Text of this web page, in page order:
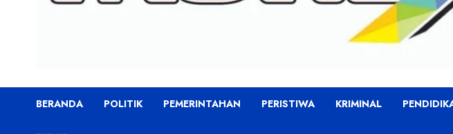
BERANDA POLITIK PEMERINTAHAN PERISTIWA KRIMINAL